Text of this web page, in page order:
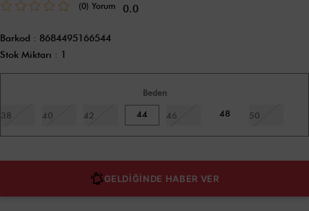
(0) 0.0
Barkod : 8684495166544
Stok Miktarı : 1
Beden
38 40 42 44 46 48 50
GELDİĞİNDE HABER VER